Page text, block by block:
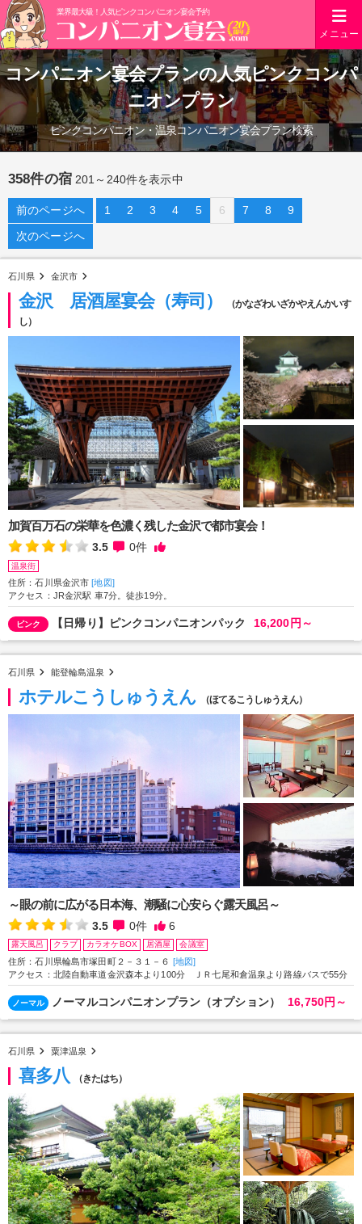
業界最大級！人気ピンクコンパニオン宴会予約
メニュー
コンパニオン宴会プランの人気ピンクコンパ
ニオンプラン
ピンクコンパニオン・温泉コンパニオン宴会プラン検索
358件の宿201～240件を表示中
前のページへ 1 2 3 4 5 6 7 8
9
次のページへ
石川県 金沢市
金沢 居酒屋宴会（寿司）
（かなざわいざかやえんかいす
し）
加賀百万石の栄華を色濃く残した金沢で都市宴会！
3.5 0件
温泉街
住所：石川県金沢市 [地図]
アクセス：JR金沢駅 車7分。徒歩19分。
ピンク 【日帰り】ピンクコンパニオンパック 16,200円～
石川県 能登輪島温泉
ホテルこうしゅうえん （ほてるこうしゅうえん）
～眼の前に広がる日本海、潮騒に心安らぐ露天風呂～
3.5 0件 6
露天風呂 クラブ カラオケBOX 居酒屋 会議室
住所：石川県輪島市塚田町２－３１－６ [地図]
アクセス：北陸自動車道金沢森本より100分 ＪＲ七尾和倉温泉より路線バスで55分
ノーマル ノーマルコンパニオンプラン（オプション） 16,750円～
石川県 粟津温泉
喜多八 （きたはち）